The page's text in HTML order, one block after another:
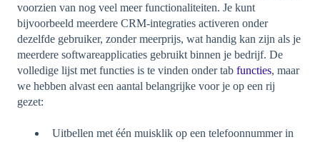
voorzien van nog veel meer functionaliteiten. Je kunt
bijvoorbeeld meerdere CRM-integraties activeren onder
dezelfde gebruiker, zonder meerprijs, wat handig kan zijn als je
meerdere softwareapplicaties gebruikt binnen je bedrijf. De
volledige lijst met functies is te vinden onder tab functies, maar
we hebben alvast een aantal belangrijke voor je op een rij
gezet:
Uitbellen met één muisklik op een telefoonnummer in